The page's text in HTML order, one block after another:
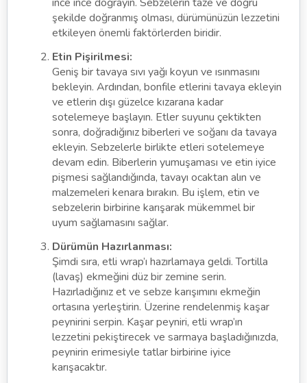
şekilde doğranmış olması, dürümünüzün lezzetini
etkileyen önemli faktörlerden biridir.
Etin Pişirilmesi:
Geniş bir tavaya sıvı yağı koyun ve ısınmasını
bekleyin. Ardından, bonfile etlerini tavaya ekleyin
ve etlerin dışı güzelce kızarana kadar
sotelemeye başlayın. Etler suyunu çektikten
sonra, doğradığınız biberleri ve soğanı da tavaya
ekleyin. Sebzelerle birlikte etleri sotelemeye
devam edin. Biberlerin yumuşaması ve etin iyice
pişmesi sağlandığında, tavayı ocaktan alın ve
malzemeleri kenara bırakın. Bu işlem, etin ve
sebzelerin birbirine karışarak mükemmel bir
uyum sağlamasını sağlar.
Dürümün Hazırlanması:
Şimdi sıra, etli wrap’ı hazırlamaya geldi. Tortilla
(lavaş) ekmeğini düz bir zemine serin.
Hazırladığınız et ve sebze karışımını ekmeğin
ortasına yerleştirin. Üzerine rendelenmiş kaşar
peynirini serpin. Kaşar peyniri, etli wrap’ın
lezzetini pekiştirecek ve sarmaya başladığınızda,
peynirin erimesiyle tatlar birbirine iyice
karışacaktır.